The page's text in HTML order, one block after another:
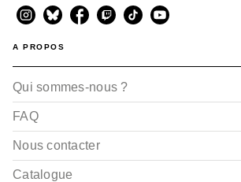
A PROPOS
Qui sommes-nous ?
FAQ
Nous contacter
Catalogue